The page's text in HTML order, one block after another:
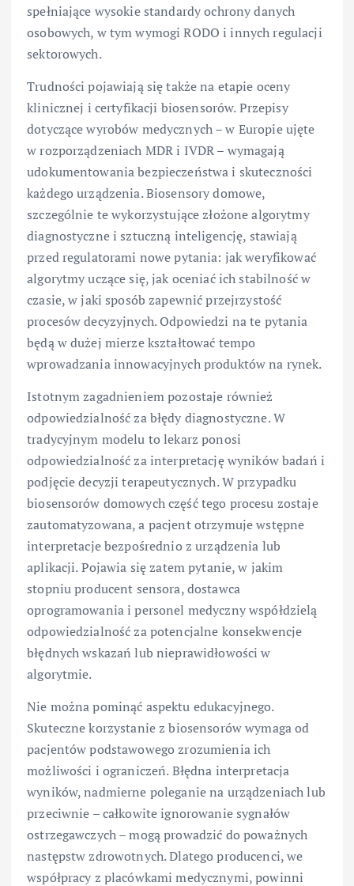
spełniające wysokie standardy ochrony danych
osobowych, w tym wymogi RODO i innych regulacji
sektorowych.
Trudności pojawiają się także na etapie oceny
klinicznej i certyfikacji biosensorów. Przepisy
dotyczące wyrobów medycznych – w Europie ujęte
w rozporządzeniach MDR i IVDR – wymagają
udokumentowania bezpieczeństwa i skuteczności
każdego urządzenia. Biosensory domowe,
szczególnie te wykorzystujące złożone algorytmy
diagnostyczne i sztuczną inteligencję, stawiają
przed regulatorami nowe pytania: jak weryfikować
algorytmy uczące się, jak oceniać ich stabilność w
czasie, w jaki sposób zapewnić przejrzystość
procesów decyzyjnych. Odpowiedzi na te pytania
będą w dużej mierze kształtować tempo
wprowadzania innowacyjnych produktów na rynek.
Istotnym zagadnieniem pozostaje również
odpowiedzialność za błędy diagnostyczne. W
tradycyjnym modelu to lekarz ponosi
odpowiedzialność za interpretację wyników badań i
podjęcie decyzji terapeutycznych. W przypadku
biosensorów domowych część tego procesu zostaje
zautomatyzowana, a pacjent otrzymuje wstępne
interpretacje bezpośrednio z urządzenia lub
aplikacji. Pojawia się zatem pytanie, w jakim
stopniu producent sensora, dostawca
oprogramowania i personel medyczny współdzielą
odpowiedzialność za potencjalne konsekwencje
błędnych wskazań lub nieprawidłowości w
algorytmie.
Nie można pominąć aspektu edukacyjnego.
Skuteczne korzystanie z biosensorów wymaga od
pacjentów podstawowego zrozumienia ich
możliwości i ograniczeń. Błędna interpretacja
wyników, nadmierne poleganie na urządzeniach lub
przeciwnie – całkowite ignorowanie sygnałów
ostrzegawczych – mogą prowadzić do poważnych
następstw zdrowotnych. Dlatego producenci, we
współpracy z placówkami medycznymi, powinni